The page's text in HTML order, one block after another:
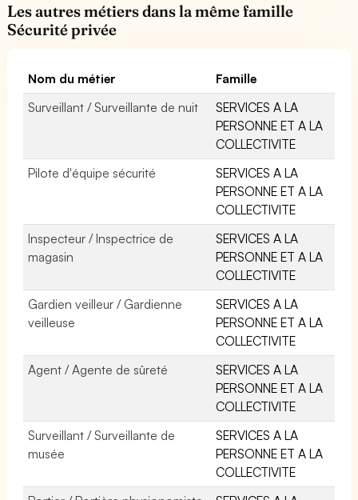
Les autres métiers dans la même famille
Sécurité privée
Nom du métier
Famille
Surveillant / Surveillante de nuit
SERVICES A LA
PERSONNE ET A LA
COLLECTIVITE
Pilote d'équipe sécurité
SERVICES A LA
PERSONNE ET A LA
COLLECTIVITE
Inspecteur / Inspectrice de
magasin
SERVICES A LA
PERSONNE ET A LA
COLLECTIVITE
Gardien veilleur / Gardienne
veilleuse
SERVICES A LA
PERSONNE ET A LA
COLLECTIVITE
Agent / Agente de sûreté
SERVICES A LA
PERSONNE ET A LA
COLLECTIVITE
Surveillant / Surveillante de
musée
SERVICES A LA
PERSONNE ET A LA
COLLECTIVITE